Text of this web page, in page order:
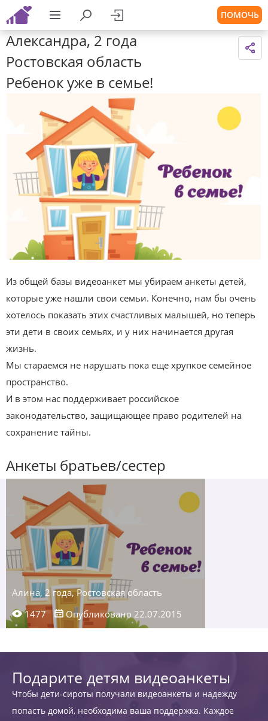
ПОМОЧЬ
Александра, 2 года
Ростовская область
Ребенок уже в семье!
Из общей базы видеоанкет мы убираем анкеты детей,
которые уже нашли свои семьи. Конечно, нам бы очень
хотелось показать этих счастливых малышей, но теперь
эти дети в своих семьях, и у них начинается другая
жизнь.
Мы стараемся не нарушать пока еще хрупкое семейное
пространство.
И в этом нас поддерживает российское
законодательство, защищающее право родителей на
сохранение тайны.
Анкеты братьев/сестер
Алина, 2 года, Ростовская область
1477
Опубликовано 22.07.2015
Подарите детям видеоанкеты
Чтобы дети-сироты получали видеоанкеты и надежду
попасть домой, необходима ваша поддержка. Каждое